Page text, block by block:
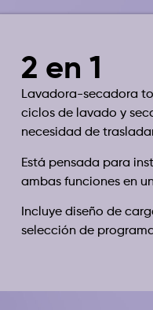
2 en 1
Lavadora-secadora
ciclos de lavado y
necesidad de
Está pensada para
ambas funciones en
Incluye diseño de
selección de